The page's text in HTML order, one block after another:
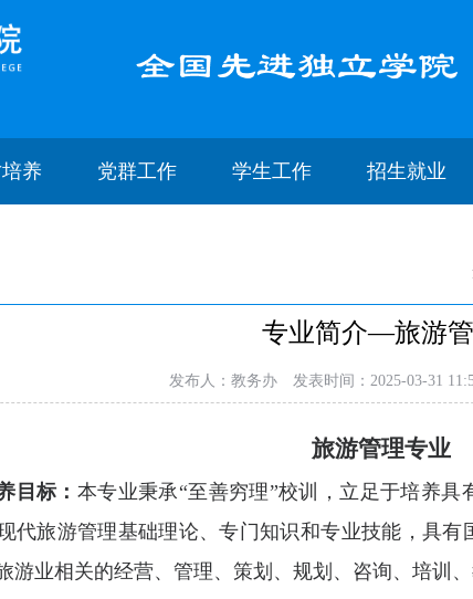
养 党群工作 学生工作 招生就业
专业简介—旅游
发布人：教务办 发表时间：2025-03-31
旅游管理专业
目标： 本专业秉承“至善穷理”校训，立足于培养
代旅游管理基础理论、专门知识和专业技能，具有
游业相关的经营、管理、策划、规划、咨询、培训